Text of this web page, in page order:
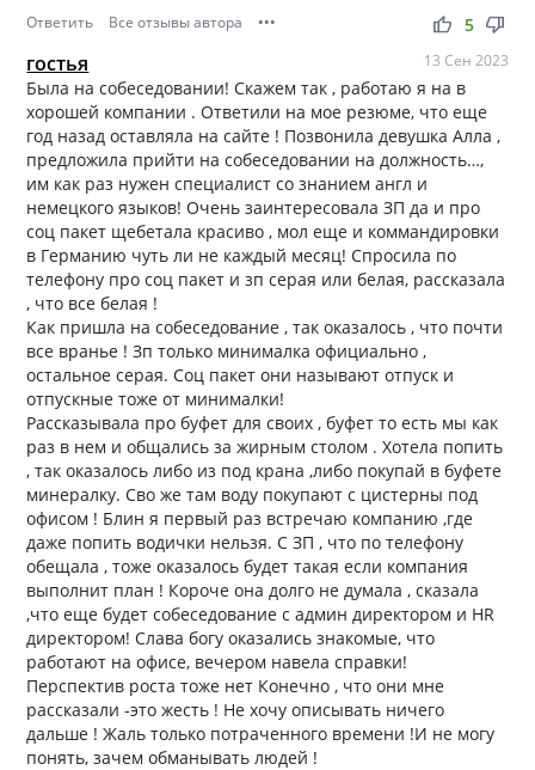
Ответить Все отзывы автора ••• thumb_up thumb_down
5
гостья 13 Сен 2023
Была на собеседовании! Скажем так , работаю я на в
хорошей компании . Ответили на мое резюме, что еще
год назад оставляла на сайте ! Позвонила девушка Алла ,
предложила прийти на собеседовании на должность…,
им как раз нужен специалист со знанием англ и
немецкого языков! Очень заинтересовала ЗП да и про
соц пакет щебетала красиво , мол еще и коммандировки
в Германию чуть ли не каждый месяц! Спросила по
телефону про соц пакет и зп серая или белая, рассказала
, что все белая !
Как пришла на собеседование , так оказалось , что почти
все вранье ! Зп только минималка официально ,
остальное серая. Соц пакет они называют отпуск и
отпускные тоже от минималки!
Рассказывала про буфет для своих , буфет то есть мы как
раз в нем и общались за жирным столом . Хотела попить
, так оказалось либо из под крана ,либо покупай в буфете
минералку. Сво же там воду покупают с цистерны под
офисом ! Блин я первый раз встречаю компанию ,где
даже попить водички нельзя. С ЗП , что по телефону
обещала , тоже оказалось будет такая если компания
выполнит план ! Короче она долго не думала , сказала
,что еще будет собеседование с админ директором и HR
директором! Слава богу оказались знакомые, что
работают на офисе, вечером навела справки!
Перспектив роста тоже нет Конечно , что они мне
рассказали -это жесть ! Не хочу описывать ничего
дальше ! Жаль только потраченного времени !И не могу
понять, зачем обманывать людей !